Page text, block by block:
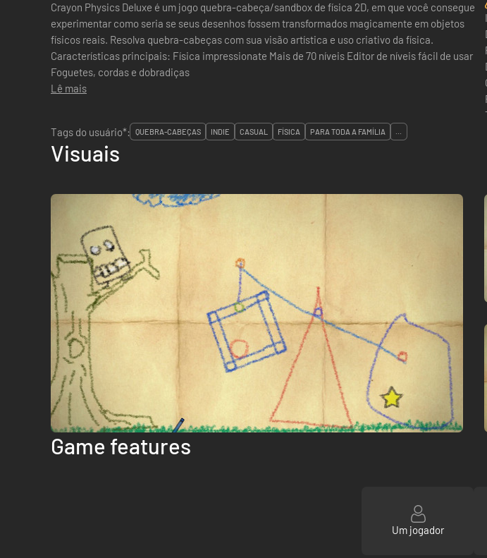
Crayon Physics Deluxe é um jogo quebra-cabeça/sandbox de física 2D, em que você consegue
experimentar como seria se seus desenhos fossem transformados magicamente em objetos
físicos reais. Resolva quebra-cabeças com sua visão artística e uso criativo da física.
Características principais: Física impressionate Mais de 70 níveis Editor de níveis fácil de usar
Foguetes, cordas e dobradiças
Lê mais
Tags do usuário*:
QUEBRA-CABEÇAS INDIE CASUAL FÍSICA PARA TODA A FAMÍLIA ...
Visuais
Game features
Um jogador